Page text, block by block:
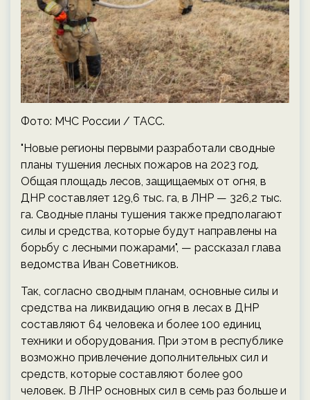
Фото: МЧС России / ТАСС.
"Новые регионы первыми разработали сводные
планы тушения лесных пожаров на 2023 год.
Общая площадь лесов, защищаемых от огня, в
ДНР составляет 129,6 тыс. га, в ЛНР — 326,2 тыс.
га. Сводные планы тушения также предполагают
силы и средства, которые будут направлены на
борьбу с лесными пожарами", — рассказал глава
ведомства Иван Советников.
Так, согласно сводным планам, основные силы и
средства на ликвидацию огня в лесах в ДНР
составляют 64 человека и более 100 единиц
техники и оборудования. При этом в республике
возможно привлечение дополнительных сил и
средств, которые составляют более 900
человек. В ЛНР основных сил в семь раз больше и